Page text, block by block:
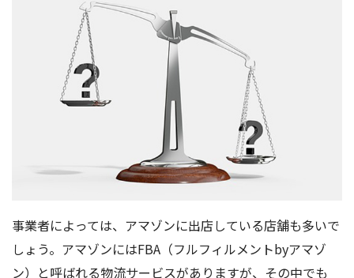
事業者によっては、アマゾンに出店している店舗も多いで
しょう。アマゾンにはFBA（フルフィルメントbyアマゾ
ン）と呼ばれる物流サービスがありますが、その中でも